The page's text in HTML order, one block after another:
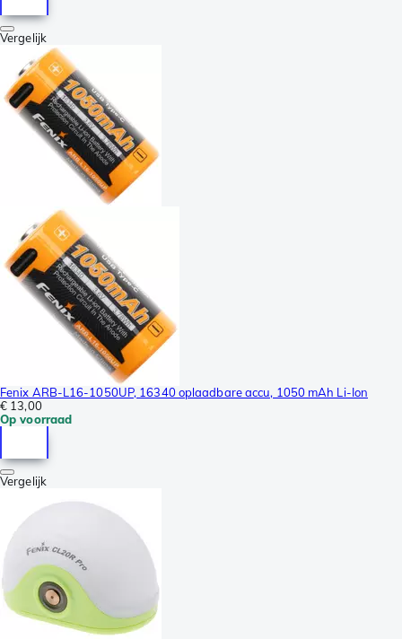
Vergelijk
Fenix ARB-L16-1050UP, 16340 oplaadbare accu, 1050 mAh Li-Ion
€ 13,00
Op voorraad
Vergelijk